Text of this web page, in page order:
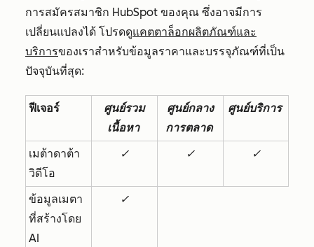
การสมัครสมาชิก HubSpot ของคุณ ซึ่งอาจมีการ
เปลี่ยนแปลงได้ โปรดดูแคตตาล็อกผลิตภัณฑ์และ
บริการของเราสำหรับข้อมูลราคาและบรรจุภัณฑ์ที่เป็น
ปัจจุบันที่สุด:
ฟีเจอร์
ศูนย์รวม
เนื้อหา
ศูนย์กลาง
การตลาด
ศูนย์บริการ
เมต้าดาต้า
วิดีโอ
✓ ✓ ✓
ข้อมูลเมตา
ที่สร้างโดย
AI
✓